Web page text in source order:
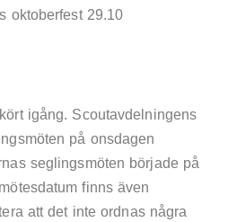
oktoberfest 29.10
igång. Scoutavdelningens
på onsdagen
seglingsmöten började på
finns även
att det inte ordnas några